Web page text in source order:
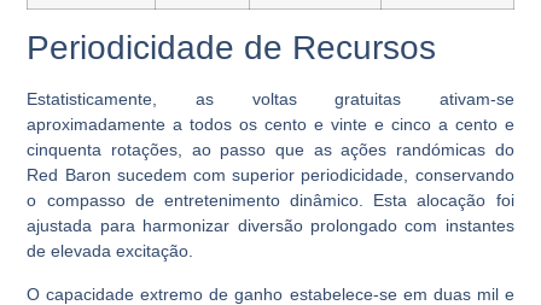
Periodicidade de Recursos
Estatisticamente, as voltas gratuitas ativam-se
aproximadamente a todos oscento e vinte e cinco a cento e
cinquenta rotações, ao passo que as ações randómicas do
Red Baron sucedem com superior periodicidade, conservando
o compasso de entretenimento dinâmico. Esta alocação foi
ajustada para harmonizar diversão prolongado com instantes
de elevada excitação.
O capacidade extremo de ganho estabelece-se em duas mil e